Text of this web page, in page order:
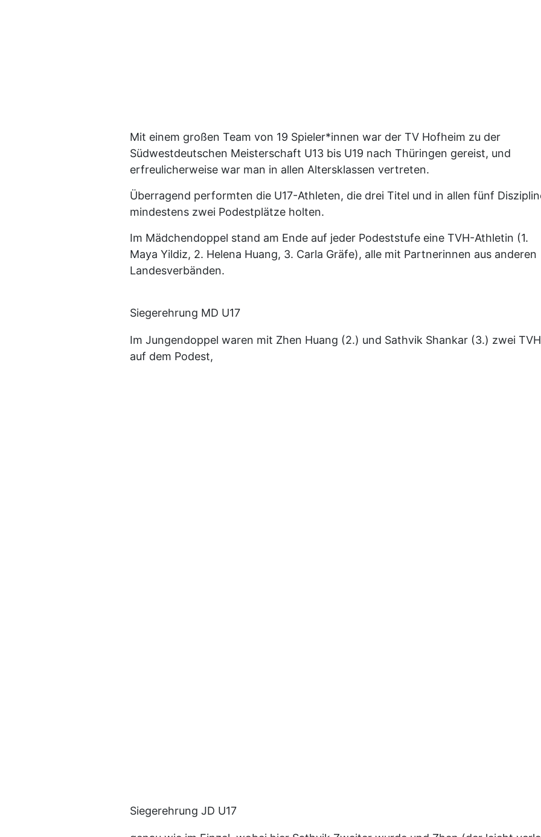
Mit einem großen Team von 19 Spieler*innen war der TV Hofheim zu der
Südwestdeutschen Meisterschaft U13 bis U19 nach Thüringen gereist, und
erfreulicherweise war man in allen Altersklassen vertreten.
Überragend performten die U17-Athleten, die drei Titel und in allen fünf
mindestens zwei Podestplätze holten.
Im Mädchendoppel stand am Ende auf jeder Podeststufe eine TVH-Athletin (1.
Maya Yildiz, 2. Helena Huang, 3. Carla Gräfe), alle mit Partnerinnen aus anderen
Landesverbänden.
Siegerehrung MD U17
Im Jungendoppel waren mit Zhen Huang (2.) und Sathvik Shankar (3.) zwei
auf dem Podest,
Siegerehrung JD U17